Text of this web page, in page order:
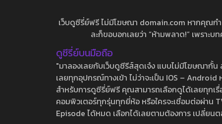
เว็บดูซีรี่ย์ฟรี ไม่มีโฆษณา domain.com หากคุณก
ละก็ขอบอกเลยว่า “ห้ามพลาด!” เพราะ
ดูซีรี่ย์บนมือถือ
"มาลองเลยกับเว็บดูซีรีส์สุดเจ๋ง แบบไม่มีโฆษณากั้
เลยทุกอุปกรณ์ทางเข้า ไม่ว่าจะเป็น IOS –
สำหรับการดูซีรี่ย์ฟรี คุณสามารถเลือกดูได้เลยทุกเ
คอมพิวเตอร์ทุกรุ่นทุกยี่ห้อ หรือใครจะเชื่อมต่อผ่าน
Episode ได้หมด เลือกได้เลยตามต้องการ เปลี่ยน